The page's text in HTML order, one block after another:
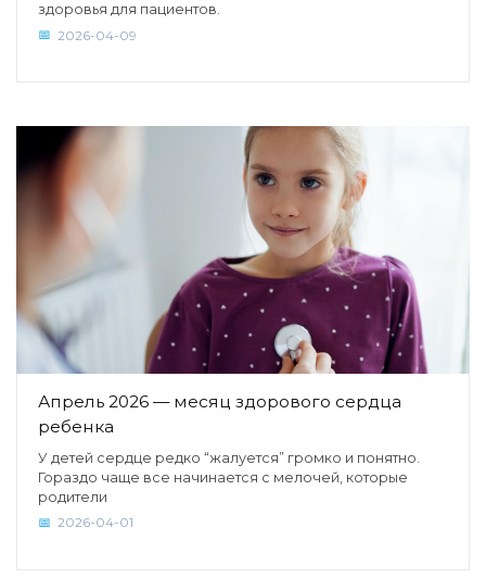
здоровья для пациентов.
2026-04-09
Апрель 2026 — месяц здорового сердца
ребенка
У детей сердце редко “жалуется” громко и понятно.
Гораздо чаще все начинается с мелочей, которые
родители
2026-04-01